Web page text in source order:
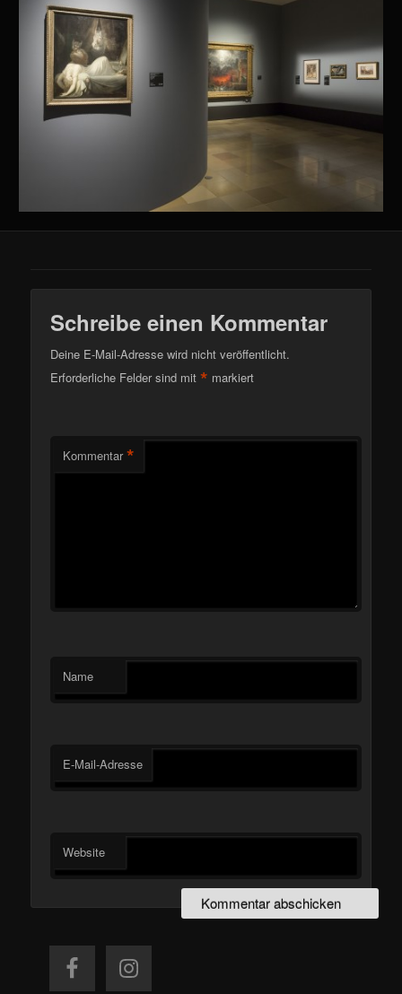
Schreibe einen Kommentar
Deine E-Mail-Adresse wird nicht veröffentlicht.
Erforderliche Felder sind mit* markiert
Kommentar *
Name
E-Mail-Adresse
Website